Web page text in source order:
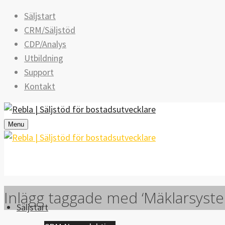
Säljstart
CRM/Säljstöd
CDP/Analys
Utbildning
Support
Kontakt
Menu
Säljstart
Inlägg taggade med